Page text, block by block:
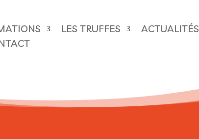
LES TRUFFES
ACTUALITÉS